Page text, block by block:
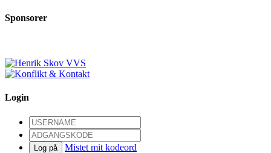
Sponsorer
Login
Log på Mistet mit kodeord